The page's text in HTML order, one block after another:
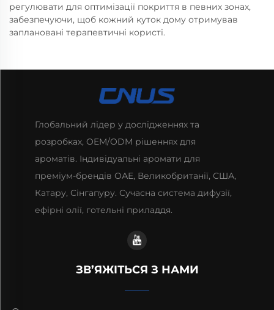
регулювати для оптимізації покриття в певних зонах,
забезпечуючи, щоб кожний куток дому отримував
заплановані терапевтичні користі.
Глобальний лідер у дослідженнях та
розробках, OEM/ODM рішеннях для
ароматів. Індивідуальні аромати для
преміум-брендів ОАЕ, Великобританії, США,
Катару, Сінгапуру. Сучасна система дифузії,
ефірні олії, готельні приладдя.
ЗВ’ЯЖІТЬСЯ З НАМИ